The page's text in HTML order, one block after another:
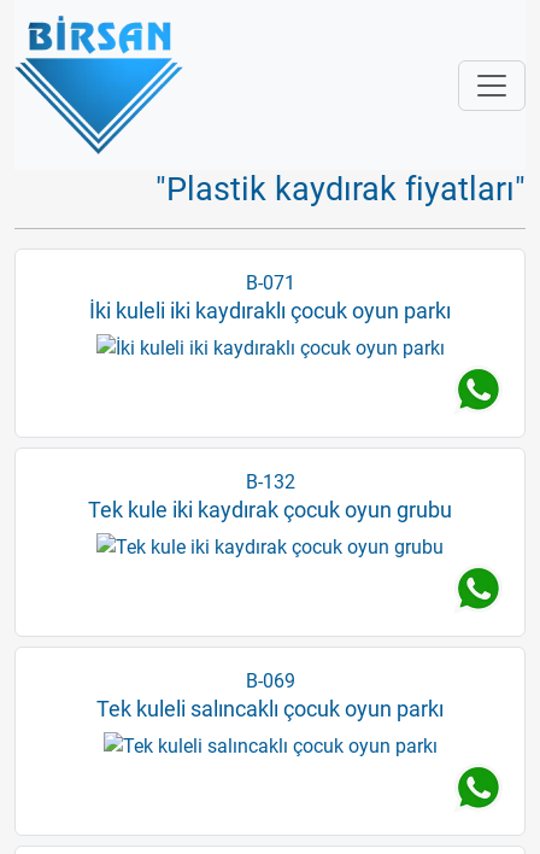
"Plastik kaydırak fiyatları"
B-071
İki kuleli iki kaydıraklı çocuk oyun parkı
B-132
Tek kule iki kaydırak çocuk oyun grubu
B-069
Tek kuleli salıncaklı çocuk oyun parkı